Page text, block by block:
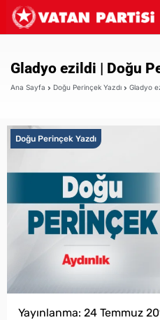
Gladyo ezildi | Doğu
Ana Sayfa Doğu Perinçek Yazdı Gladyo
Doğu Perinçek Yazdı
Yayınlanma: 24 Temmuz